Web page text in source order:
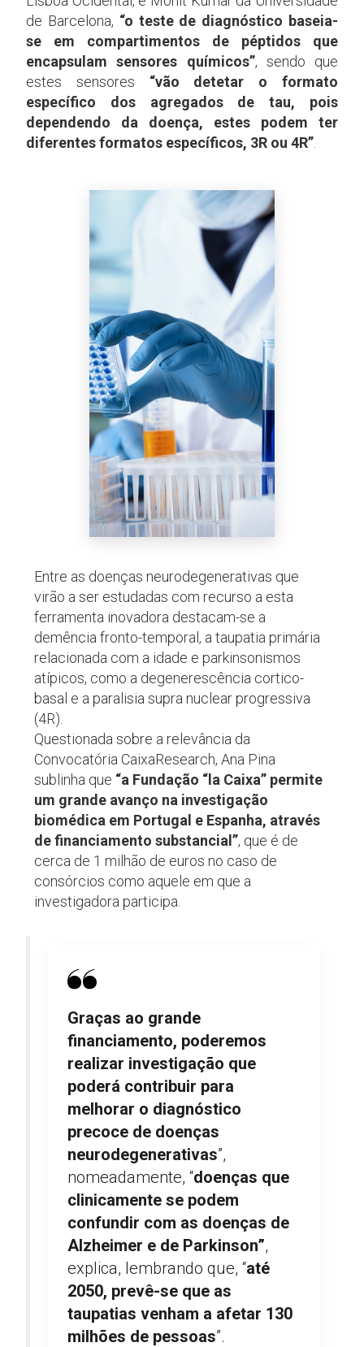
de Barcelona, “o teste de diagnóstico baseia-
se em compartimentos de péptidos que
encapsulam sensores químicos”, sendo que
estes sensores “vão detetar o formato
específico dos agregados de tau, pois
dependendo da doença, estes podem ter
diferentes formatos específicos, 3R ou 4R”
Entre as doenças neurodegenerativas que
virão a ser estudadas com recurso a esta
ferramenta inovadora destacam-se a
demência fronto-temporal, a taupatia primária
relacionada com a idade e parkinsonismos
atípicos, como a degenerescência cortico-
basal e a paralisia supra nuclear progressiva
(4R).
Questionada sobre a relevância da
Convocatória CaixaResearch, Ana Pina
sublinha que “a Fundação “la Caixa” permite
um grande avanço na investigação
biomédica em Portugal e Espanha, através
de financiamento substancial”, que é de
cerca de 1 milhão de euros no caso de
consórcios como aquele em que a
investigadora participa.
Graças ao grande
financiamento, poderemos
realizar investigação que
poderá contribuir para
melhorar o diagnóstico
precoce de doenças
neurodegenerativas”,
nomeadamente, “doenças que
clinicamente se podem
confundir com as doenças de
Alzheimer e de Parkinson”,
explica, lembrando que, “até
2050, prevê-se que as
taupatias venham a afetar 130
milhões de pessoas”.